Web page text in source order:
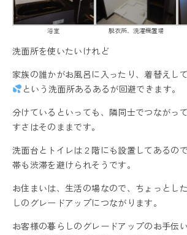
浴室 脱衣所、洗濯機置場
洗面所を使いたいけれど
家族の誰かがお風呂に入ったり、着替えし
という洗面所あるあるが回避できます。
分けているといっても、隣同士でつながっ
すさはそのままです。
洗面台とトイレは２階にも設置してあるの
帯も渋滞を避けられそうです。
お住まいは、生活の場なので、ちょっとし
しのグレードアップにつながります。
お客様の暮らしのグレードアップのお手伝